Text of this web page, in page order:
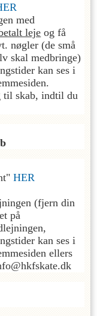
med
leje og få
nøgler (de små
skal medbringe)
kan ses i
til skab, indtil du
HER
(fjern din
på
kan ses i
ellers